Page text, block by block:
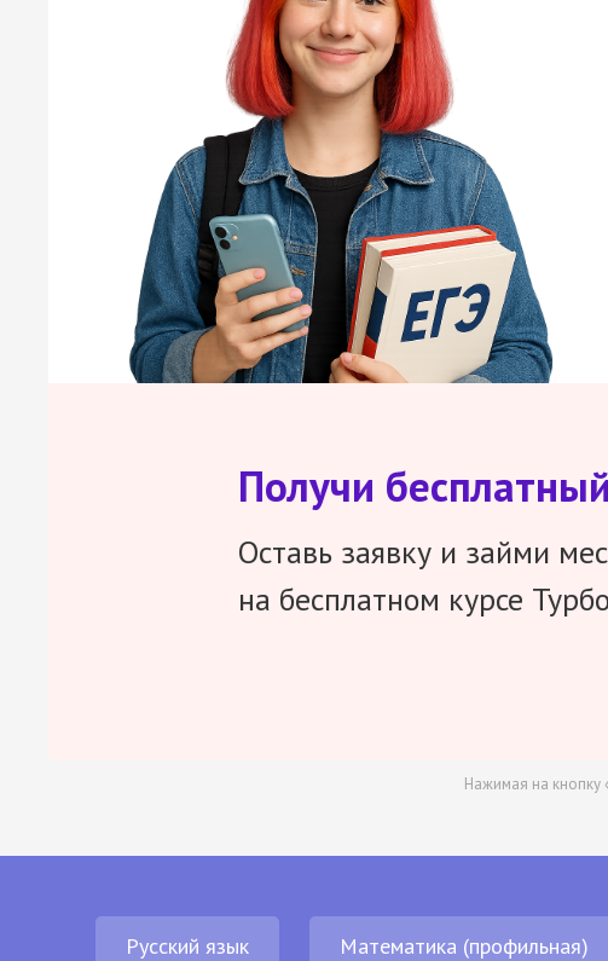
Получи
Оставь заявку и займи
на бесплатном курсе
Нажимая на кнопку
Русский язык Математика (профильная)